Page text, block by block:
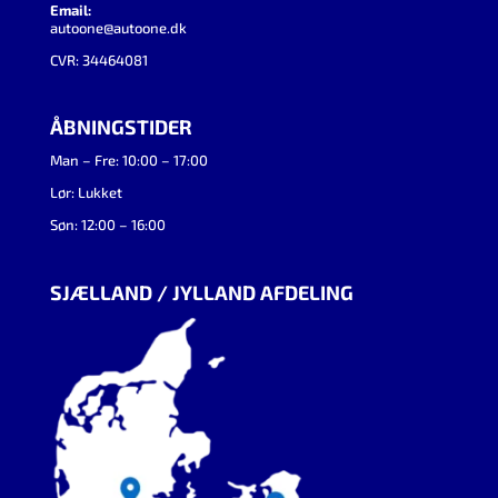
Email:
autoone@autoone.dk
CVR: 34464081
ÅBNINGSTIDER
Man – Fre: 10:00 – 17:00
Lør: Lukket
Søn: 12:00 – 16:00
SJÆLLAND / JYLLAND AFDELING